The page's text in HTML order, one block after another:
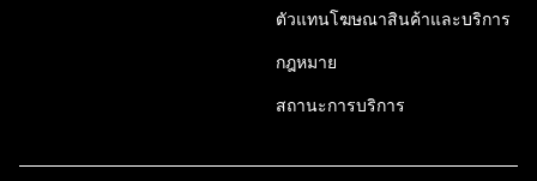
ตัวแทนโฆษณาสินค้าและบริการ
กฎหมาย
สถานะการบริการ